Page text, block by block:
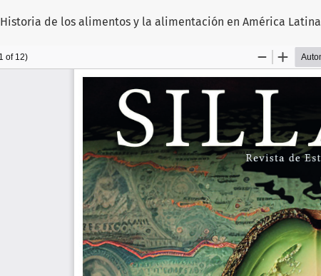
Volver a los detalles del artículo
Historia de los alimentos y la alimentación en América Latina